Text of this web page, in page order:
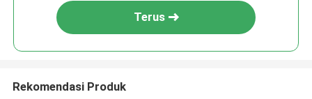
Terus
Rekomendasi Produk